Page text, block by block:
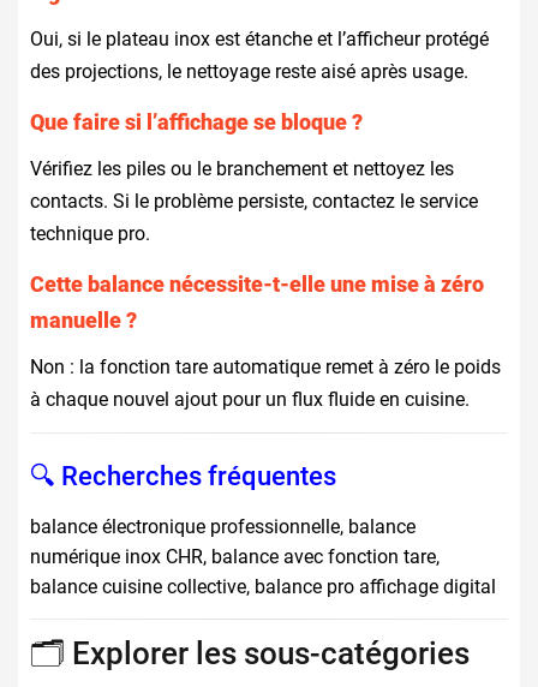
Oui, si le plateau inox est étanche et l’afficheur protégé
des projections, le nettoyage reste aisé après usage.
Que faire si l’affichage se bloque ?
Vérifiez les piles ou le branchement et nettoyez les
contacts. Si le problème persiste, contactez le service
technique pro.
Cette balance nécessite-t-elle une mise à zéro
manuelle ?
Non : la fonction tare automatique remet à zéro le poids
à chaque nouvel ajout pour un flux fluide en cuisine.
🔍 Recherches fréquentes
balance électronique professionnelle, balance
numérique inox CHR, balance avec fonction tare,
balance cuisine collective, balance pro affichage digital
🗂️ Explorer les sous-catégories